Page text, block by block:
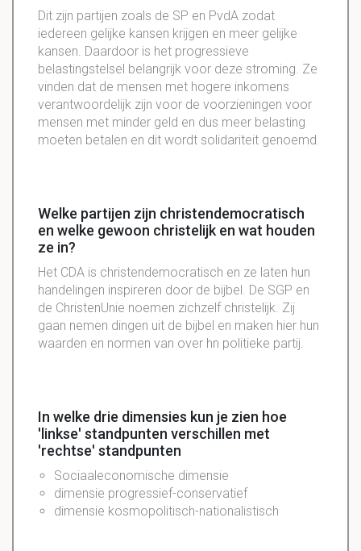
Dit zijn partijen zoals de SP en PvdA zodat
iedereen gelijke kansen krijgen en meer gelijke
kansen. Daardoor is het progressieve
belastingstelsel belangrijk voor deze stroming. Ze
vinden dat de mensen met hogere inkomens
verantwoordelijk zijn voor de voorzieningen voor
mensen met minder geld en dus meer belasting
moeten betalen en dit wordt solidariteit genoemd.
Welke partijen zijn christendemocratisch
en welke gewoon christelijk en wat houden
ze in?
Het CDA is christendemocratisch en ze laten hun
handelingen inspireren door de bijbel. De SGP en
de ChristenUnie noemen zichzelf christelijk. Zij
gaan nemen dingen uit de bijbel en maken hier hun
waarden en normen van over hn politieke partij.
In welke drie dimensies kun je zien hoe
'linkse' standpunten verschillen met
'rechtse' standpunten
Sociaaleconomische dimensie
dimensie progressief-conservatief
dimensie kosmopolitisch-nationalistisch